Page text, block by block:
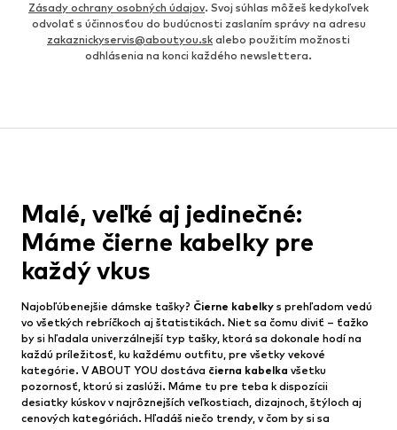
Zásady ochrany osobných údajov. Svoj súhlas môžeš kedykoľvek
odvolať s účinnosťou do budúcnosti zaslaním správy na adresu
zakaznickyservis@aboutyou.sk alebo použitím možnosti
odhlásenia na konci každého newslettera.
Malé, veľké aj jedinečné:
Máme čierne kabelky pre
každý vkus
Najobľúbenejšie dámske tašky? Čierne kabelky s prehľadom vedú
vo všetkých rebríčkoch aj štatistikách. Niet sa čomu diviť – ťažko
by si hľadala univerzálnejší typ tašky, ktorá sa dokonale hodí na
každú príležitosť, ku každému outfitu, pre všetky vekové
kategórie. V ABOUT YOU dostáva čierna kabelka všetku
pozornosť, ktorú si zaslúži. Máme tu pre teba k dispozícii
desiatky kúskov v najrôznejších veľkostiach, dizajnoch, štýloch aj
cenových kategóriách. Hľadáš niečo trendy, v čom by si sa